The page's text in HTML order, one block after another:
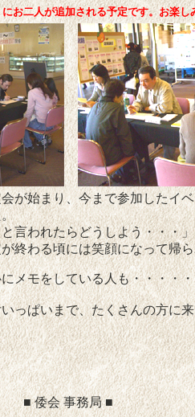
にお二人が追加される予定です。お楽し
が始まり、今まで参加したイ
言われたらどうしよう・・・
終わる頃には笑顔になって帰
メモをしている人も・・・・・
っぱいまで、たくさんの方に
■ 倭会 事務局 ■